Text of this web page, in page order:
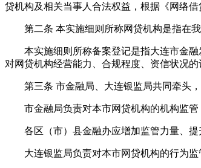
贷机构及相关当事人合法权益，根据《网络
第二条 本实施细则所称网贷机构是指在我
本实施细则所称备案登记是指大连市金融
对网贷机构经营能力、合规程度、资信状况
第三条 市金融局、大连银监局共同牵头，
市金融局负责对本市网贷机构的机构监管
各区（市）县金融办应增加监管力量、提
大连银监局负责对本市网贷机构的行为监